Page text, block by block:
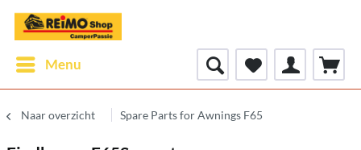
Menu
Naar overzicht Spare Parts for Awnings F65